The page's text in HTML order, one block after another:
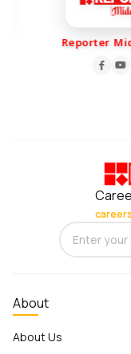
Reporter
About
About Us